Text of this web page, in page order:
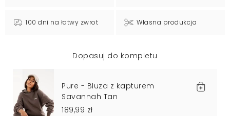
100 dni na łatwy zwrot Własna produkcja
Dopasuj do kompletu
Pure - Bluza z kapturem
Savannah Tan
189,99 zł